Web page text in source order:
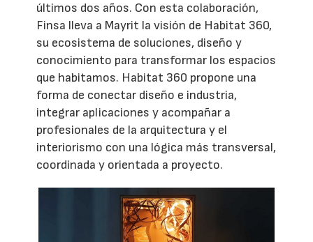
últimos dos años. Con esta colaboración,
Finsa lleva a Mayrit la visión de Habitat 360,
su ecosistema de soluciones, diseño y
conocimiento para transformar los espacios
que habitamos. Habitat 360 propone una
forma de conectar diseño e industria,
integrar aplicaciones y acompañar a
profesionales de la arquitectura y el
interiorismo con una lógica más transversal,
coordinada y orientada a proyecto.